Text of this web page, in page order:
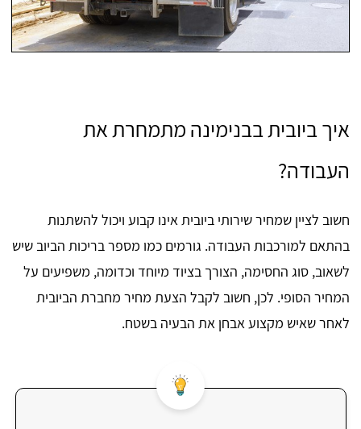
איך ביובית בבנימינה מתמחרת את
העבודה?
חשוב לציין שמחיר שירותי ביובית אינו קבוע ויכול להשתנות
בהתאם למורכבות העבודה. גורמים כמו מספר בריכות הביוב שיש
לשאוב, סוג החסימה, הצורך בציוד מיוחד וכדומה, משפיעים על
המחיר הסופי. לכן, חשוב לקבל הצעת מחיר מחברת הביובית
לאחר שאיש מקצוע אבחן את הבעיה בשטח.